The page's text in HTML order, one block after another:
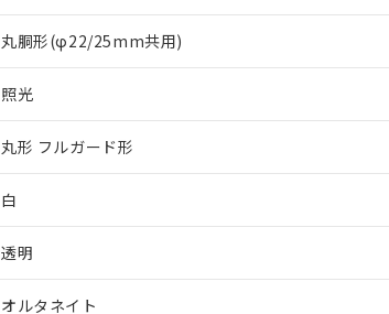
丸胴形(φ22/25mm共用)
照光
丸形 フルガード形
白
透明
オルタネイト